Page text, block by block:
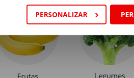
PERSONALIZAR
Legumes